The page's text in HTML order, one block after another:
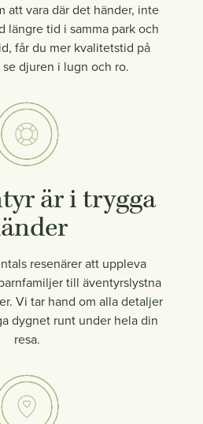
att vara där det händer, inte
längre tid i samma park och
får du mer kvalitetstid på
djuren i lugn och ro.
är i trygga
resenärer att uppleva
till äventyrslystna
Vi tar hand om alla detaljer
dygnet runt under hela din
resa.